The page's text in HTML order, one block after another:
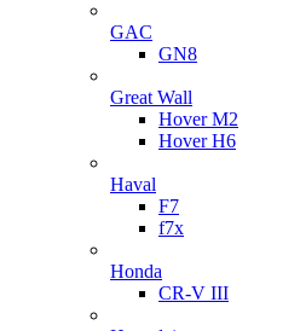
GAC
GN8
Great Wall
Hover M2
Hover H6
Haval
F7
f7x
Honda
CR-V III